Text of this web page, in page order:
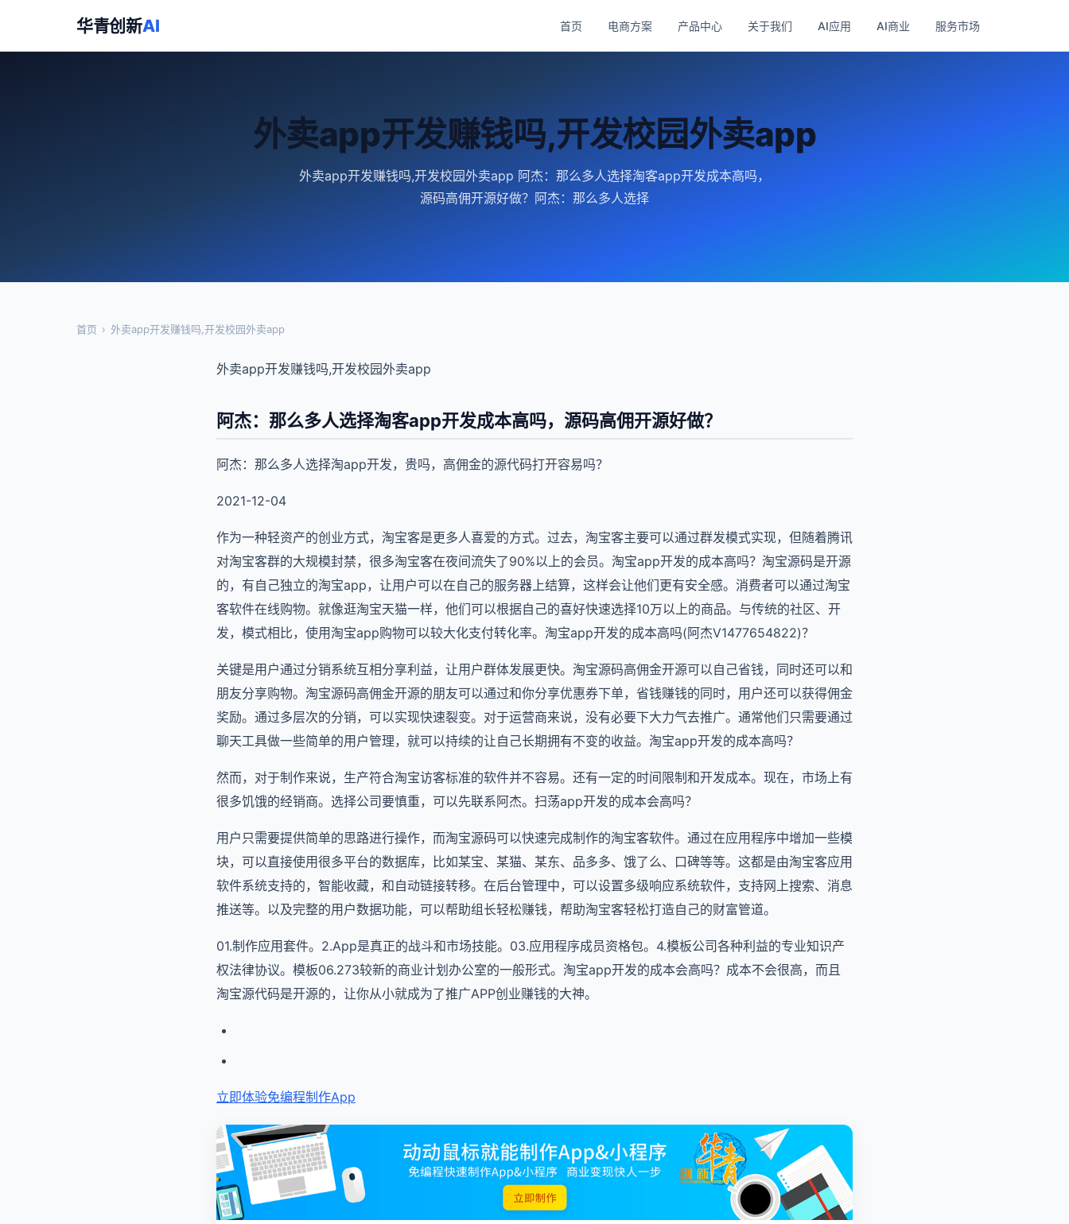
华青创新AI 首页 电商方案 产品中心 关于我们 AI应用 AI商业 服务市场
外卖app开发赚钱吗,开发校园外卖app
外卖app开发赚钱吗,开发校园外卖app 阿杰：那么多人选择淘客app开发成本高吗，
源码高佣开源好做？阿杰：那么多人选择
首页 › 外卖app开发赚钱吗,开发校园外卖app
外卖app开发赚钱吗,开发校园外卖app
阿杰：那么多人选择淘客app开发成本高吗，源码高佣开源好做？
阿杰：那么多人选择淘app开发，贵吗，高佣金的源代码打开容易吗？
2021-12-04
作为一种轻资产的创业方式，淘宝客是更多人喜爱的方式。过去，淘宝客主要可以通过群发模式实现，但随着腾讯
对淘宝客群的大规模封禁，很多淘宝客在夜间流失了90%以上的会员。淘宝app开发的成本高吗？淘宝源码是开源
的，有自己独立的淘宝app，让用户可以在自己的服务器上结算，这样会让他们更有安全感。消费者可以通过淘宝
客软件在线购物。就像逛淘宝天猫一样，他们可以根据自己的喜好快速选择10万以上的商品。与传统的社区、开
发，模式相比，使用淘宝app购物可以较大化支付转化率。淘宝app开发的成本高吗(阿杰V1477654822)？
关键是用户通过分销系统互相分享利益，让用户群体发展更快。淘宝源码高佣金开源可以自己省钱，同时还可以和
朋友分享购物。淘宝源码高佣金开源的朋友可以通过和你分享优惠券下单，省钱赚钱的同时，用户还可以获得佣金
奖励。通过多层次的分销，可以实现快速裂变。对于运营商来说，没有必要下大力气去推广。通常他们只需要通过
聊天工具做一些简单的用户管理，就可以持续的让自己长期拥有不变的收益。淘宝app开发的成本高吗？
然而，对于制作来说，生产符合淘宝访客标准的软件并不容易。还有一定的时间限制和开发成本。现在，市场上有
很多饥饿的经销商。选择公司要慎重，可以先联系阿杰。扫荡app开发的成本会高吗？
用户只需要提供简单的思路进行操作，而淘宝源码可以快速完成制作的淘宝客软件。通过在应用程序中增加一些模
块，可以直接使用很多平台的数据库，比如某宝、某猫、某东、品多多、饿了么、口碑等等。这都是由淘宝客应用
软件系统支持的，智能收藏，和自动链接转移。在后台管理中，可以设置多级响应系统软件，支持网上搜索、消息
推送等。以及完整的用户数据功能，可以帮助组长轻松赚钱，帮助淘宝客轻松打造自己的财富管道。
01.制作应用套件。2.App是真正的战斗和市场技能。03.应用程序成员资格包。4.模板公司各种利益的专业知识产
权法律协议。模板06.273较新的商业计划办公室的一般形式。淘宝app开发的成本会高吗？成本不会很高，而且
淘宝源代码是开源的，让你从小就成为了推广APP创业赚钱的大神。
立即体验免编程制作App